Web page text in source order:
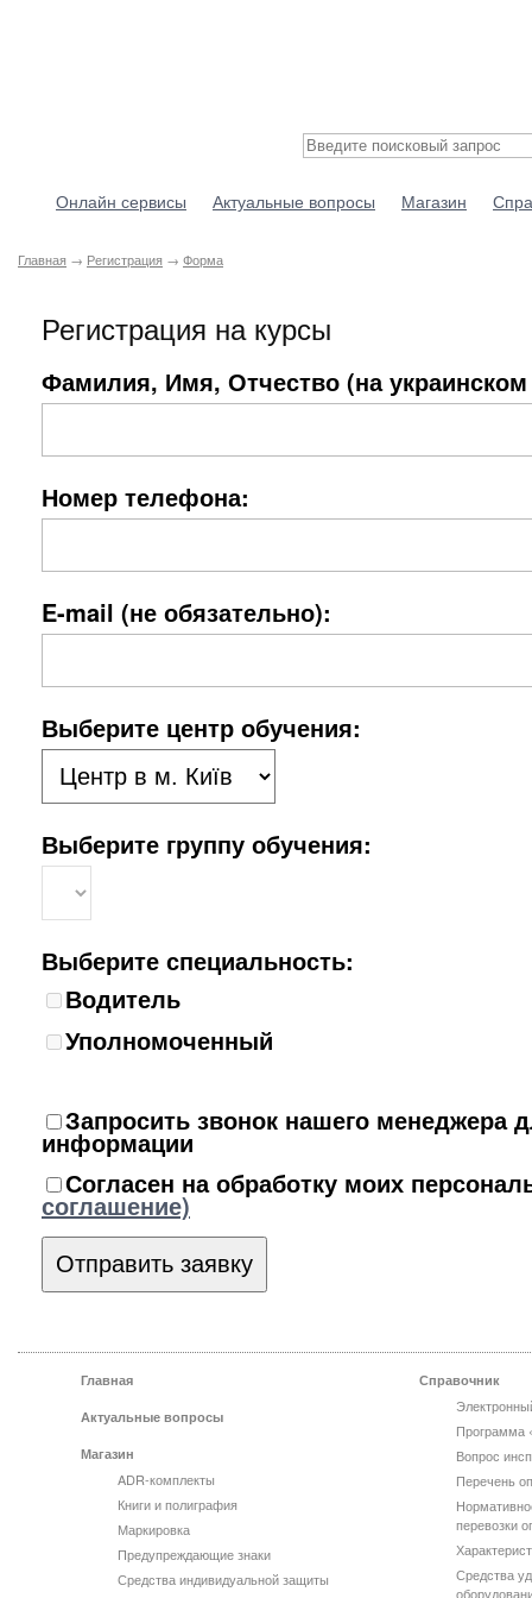
Онлайн сервисы Актуальные вопросы Магазин
Главная → Регистрация → Форма
Регистрация на курсы
Фамилия, Имя, Отчество (на
Номер телефона:
E-mail (не обязательно):
Выберите центр обучения:
Выберите группу обучения:
Выберите специальность:
Водитель
Уполномоченный
Запросить звонок нашего менеджера
информации
Согласен на обработку моих
соглашение)
Главная
Актуальные вопросы
Магазин
ADR-комплекты
Книги и полиграфия
Маркировка
Предупреждающие знаки
Средства индивидуальной защиты
Справочник
Программа
Вопрос
Перечень
перевозки
Средства